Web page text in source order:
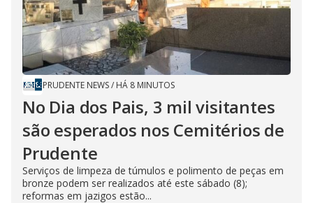
PRUDENTE NEWS/ HÁ 8 MINUTOS
No Dia dos Pais, 3 mil visitantes
são esperados nos Cemitérios de
Prudente
Serviços de limpeza de túmulos e polimento de peças em
bronze podem ser realizados até este sábado (8);
reformas em jazigos estão...